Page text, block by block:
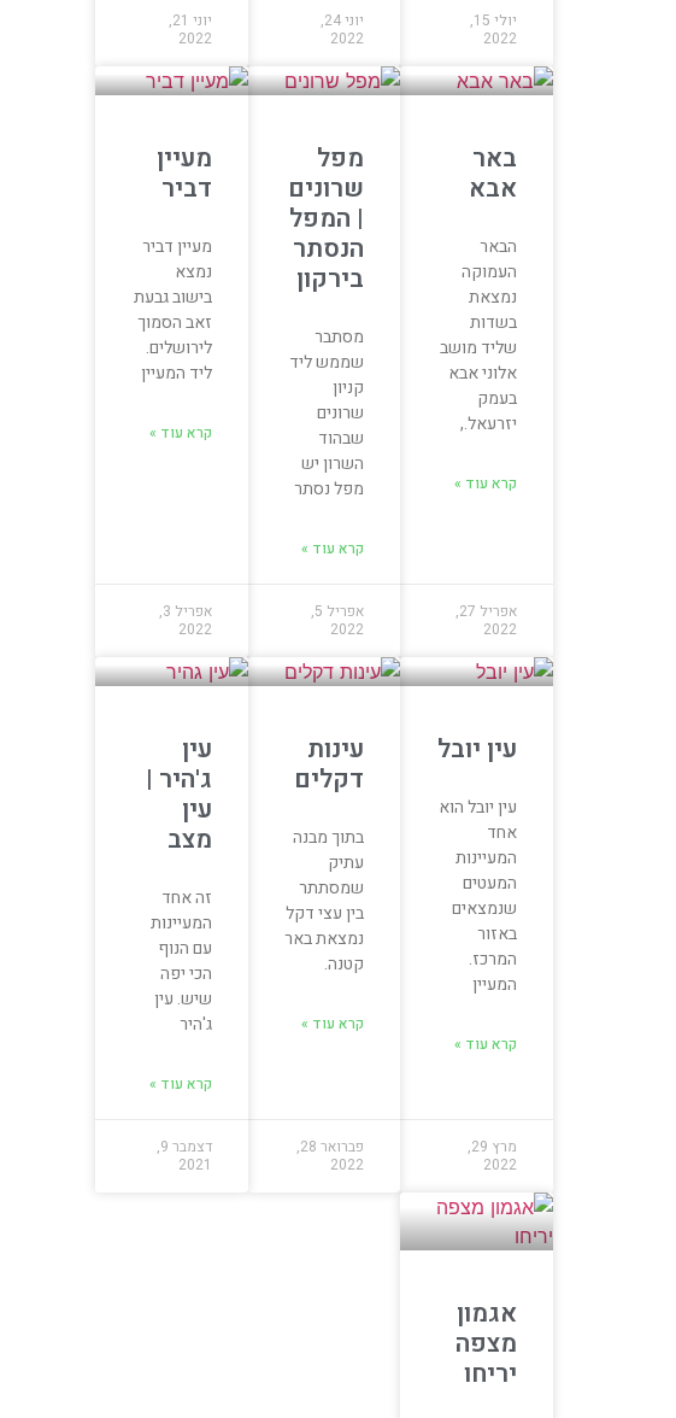
יולי 15,
2022
יוני 24,
2022
יוני 21,
2022
באר
אבא
הבאר
העמוקה
נמצאת
בשדות
שליד מושב
אלוני אבא
בעמק
יזרעאל.,
קרא עוד »
אפריל 27,
2022
מפל
שרונים
| המפל
הנסתר
בירקון
מסתבר
שממש ליד
קניון
שרונים
שבהוד
השרון יש
מפל נסתר
קרא עוד »
אפריל 5,
2022
מעיין
דביר
מעיין דביר
נמצא
בישוב גבעת
זאב הסמוך
לירושלים.
ליד המעיין
קרא עוד »
אפריל 3,
2022
עין יובל
עין יובל הוא
אחד
המעיינות
המעטים
שנמצאים
באזור
המרכז.
המעיין
קרא עוד »
מרץ 29,
2022
עינות
דקלים
בתוך מבנה
עתיק
שמסתתר
בין עצי דקל
נמצאת באר
קטנה.
קרא עוד »
פברואר 28,
2022
עין
ג'היר |
עין
מצב
זה אחד
המעיינות
עם הנוף
הכי יפה
שיש. עין
ג'היר
קרא עוד »
דצמבר 9,
2021
אגמון
מצפה
יריחו